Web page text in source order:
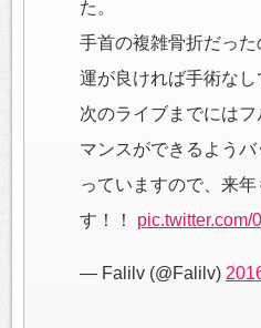
た。
手首の複雑骨折だった
運が良ければ手術なし
次のライブまでには
マンスができるよう
っていますので、来
す！！ pic.twitter.com/
— Falilv (@Falilv)